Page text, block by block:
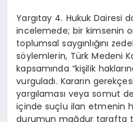
Yargıtay 4. Hukuk Dairesi
incelemede; bir kimsenin
toplumsal saygınlığını
söylemlerin, Türk Medeni
kapsamında “kişilik
vurguladı. Kararın
yargılaması veya somut
içinde suçlu ilan etmenin
durumun mağdur tarafta